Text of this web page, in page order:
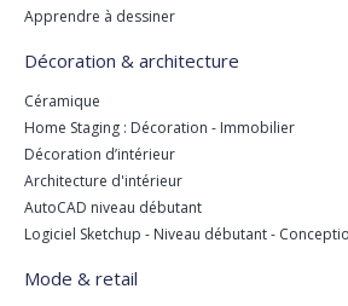
Apprendre à dessiner
Décoration & architecture
Céramique
Home Staging : Décoration - Immobilier
Décoration d’intérieur
Architecture d'intérieur
AutoCAD niveau débutant
Logiciel Sketchup - Niveau débutant -
Mode & retail